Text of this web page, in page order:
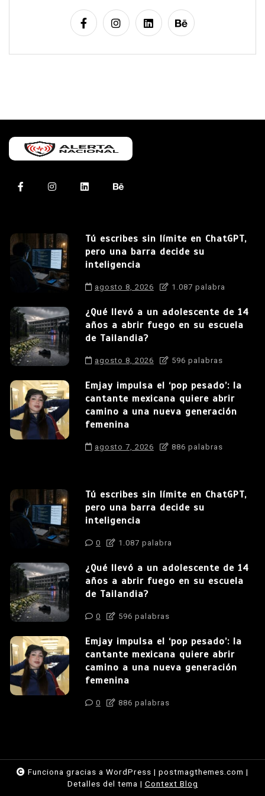
Tú escribes sin límite en ChatGPT,
pero una barra decide su
inteligencia
agosto 8, 2026 1.087 palabra
¿Qué llevó a un adolescente de 14
años a abrir fuego en su escuela
de Tailandia?
agosto 8, 2026 596 palabras
Emjay impulsa el ‘pop pesado’: la
cantante mexicana quiere abrir
camino a una nueva generación
femenina
agosto 7, 2026 886 palabras
Tú escribes sin límite en ChatGPT,
pero una barra decide su
inteligencia
0 1.087 palabra
¿Qué llevó a un adolescente de 14
años a abrir fuego en su escuela
de Tailandia?
0 596 palabras
Emjay impulsa el ‘pop pesado’: la
cantante mexicana quiere abrir
camino a una nueva generación
femenina
0 886 palabras
Funciona gracias a WordPress | postmagthemes.com |
Detalles del tema | Context Blog